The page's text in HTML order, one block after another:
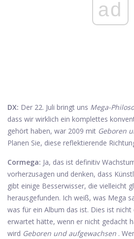
ad
DX: Der 22. Juli bringt uns Mega-
dass wir wirklich ein komplettes
gehört haben, war 2009 mit Geboren
Planen Sie, diese reflektierende
Cormega: Ja, das ist definitiv
vorherzusagen und denken, dass
gibt einige Besserwisser, die vielleicht
herausgefunden. Ich weiß, was Mega
was für ein Album das ist. Dies ist
erwartet hätte, wenn er nicht gedacht
wird Geboren und aufgewachsen .